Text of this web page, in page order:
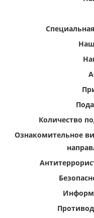
Количество
Ознакомительное